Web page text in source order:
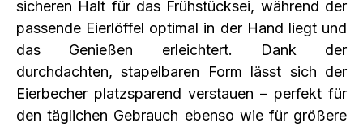
sicheren Halt für das Frühstücksei, während der
passende Eierlöffel optimal in der Hand liegt und
das Genießen erleichtert. Dank der
durchdachten, stapelbaren Form lässt sich der
Eierbecher platzsparend verstauen – perfekt für
den täglichen Gebrauch ebenso wie für größere